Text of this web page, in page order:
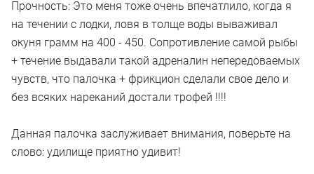
Прочность: Это меня тоже очень впечатлило, когда я
на течении с лодки, ловя в толще воды вываживал
окуня грамм на 400 - 450. Сопротивление самой рыбы
+ течение выдавали такой адреналин непередоваемых
чувств, что палочка + фрикцион сделали свое дело и
без всяких нареканий достали трофей !!!!
Данная палочка заслуживает внимания, поверьте на
слово: удилище приятно удивит!